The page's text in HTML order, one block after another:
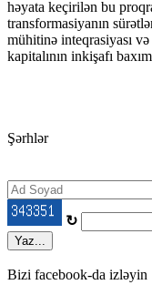
həyata keçirilən bu
transformasiyanın
mühitinə inteqrasiyası
kapitalının inkişafı
Şərhlər
↻
Yaz...
Bizi facebook-da izləyin